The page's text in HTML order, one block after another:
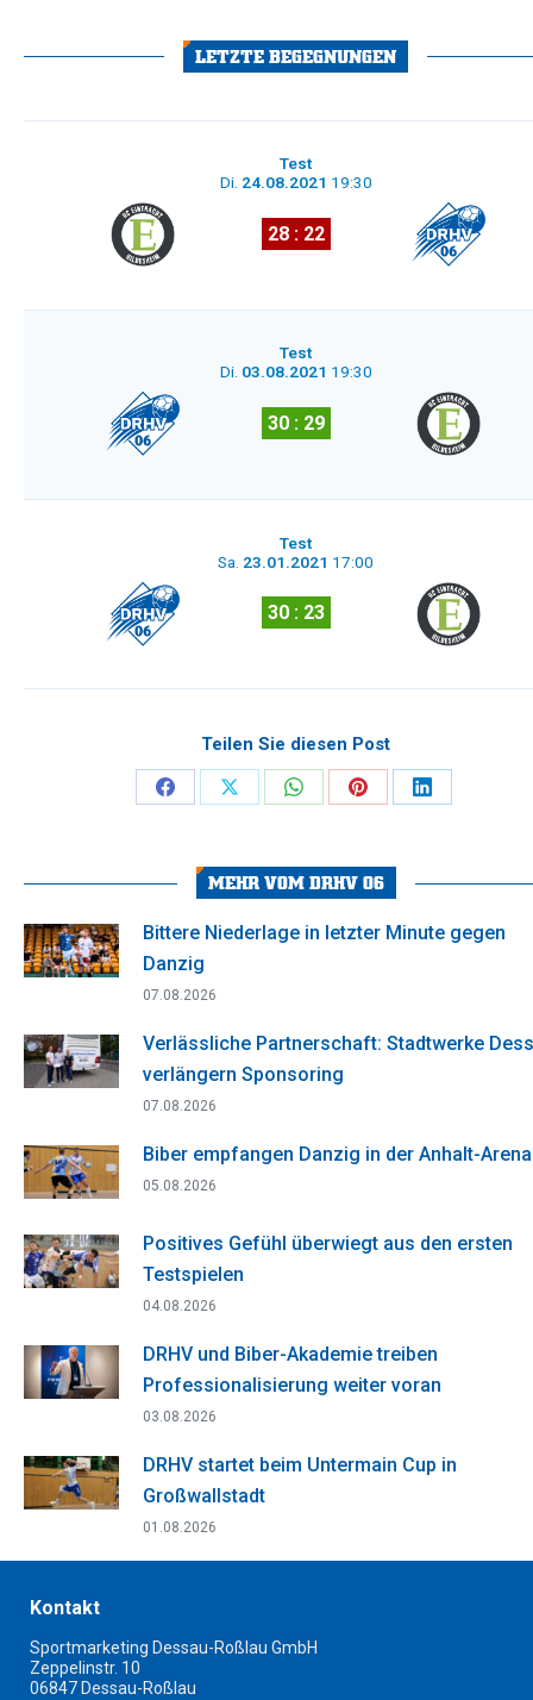
LETZTE BEGEGNUNGEN
Di. 24.08.2021 19:30
28 : 22
Test
Di. 03.08.2021 19:30
30 : 29
Test
Sa. 23.01.2021 17:00
30 : 23
Test
Teilen Sie diesen Post
Share
Facebook
Share
X
Share
WhatsApp
Share
Pinterest
Share
MEHR VOM DRHV 06
Bittere Niederlage in letzter Minute gegen
Danzig
07.08.2026
Verlässliche Partnerschaft: Stadtwerke
verlängern Sponsoring
07.08.2026
Biber empfangen Danzig in der Anhalt-Arena
05.08.2026
Positives Gefühl überwiegt aus den ersten
Testspielen
04.08.2026
DRHV und Biber-Akademie treiben
Professionalisierung weiter voran
03.08.2026
DRHV startet beim Untermain Cup in
Großwallstadt
01.08.2026
Kontakt
Sportmarketing Dessau-Roßlau GmbH
Zeppelinstr. 10
06847 Dessau-Roßlau